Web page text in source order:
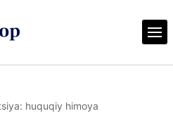
huquqiy himoya